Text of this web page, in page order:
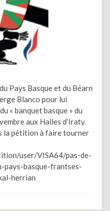
Pays Basque et du Béarn
Blanco pour lui
« banquet basque » du
aux Halles d’Iraty.
la pétition à faire tourner
user/VISA64/pas-de-
pays-basque-frantses-
herrian